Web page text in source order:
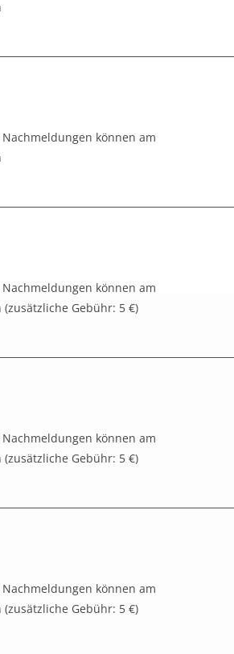
können am
können am
Gebühr: 5 €)
können am
Gebühr: 5 €)
können am
Gebühr: 5 €)